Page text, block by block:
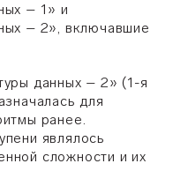
– 1» и
– 2», включавшие
данных – 2» (1-я
для
ранее.
являлось
сложности и их